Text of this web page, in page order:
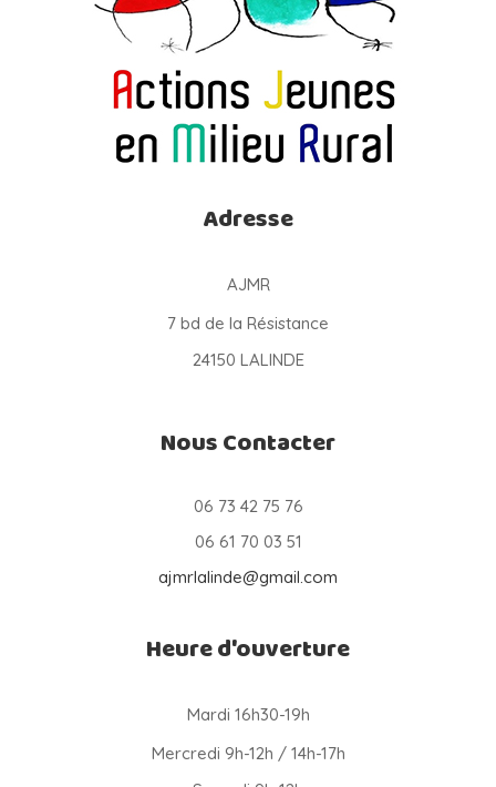
Adresse
AJMR
7 bd de la Résistance
24150 LALINDE
Nous Contacter
06 73 42 75 76
06 61 70 03 51
ajmrlalinde@gmail.com
Heure d'ouverture
Mardi 16h30-19h
Mercredi 9h-12h / 14h-17h